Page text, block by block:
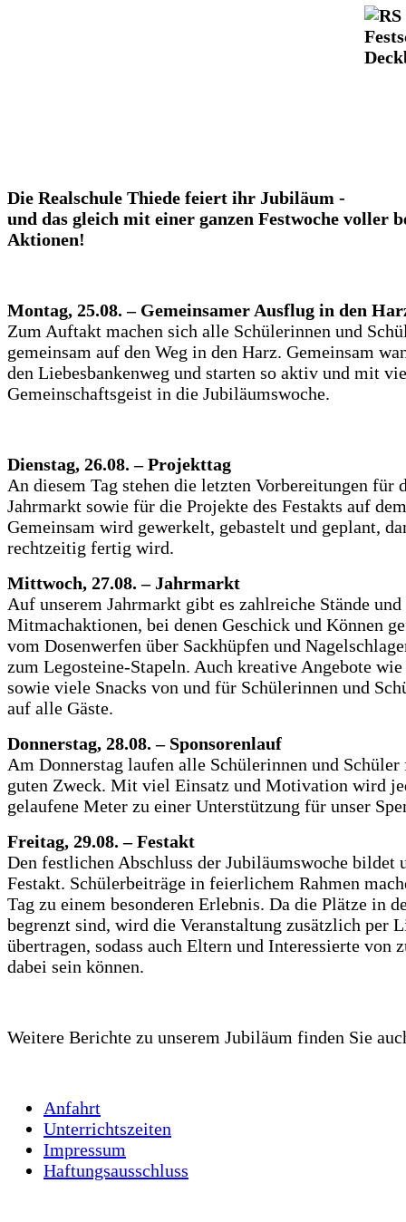
Die Realschule Thiede feiert ihr Jubiläum -
und das gleich mit einer ganzen Festwoche voller
Aktionen!
Montag, 25.08. – Gemeinsamer Ausflug in den
Zum Auftakt machen sich alle Schülerinnen und
gemeinsam auf den Weg in den Harz. Gemeinsam
den Liebesbankenweg und starten so aktiv und mit
Gemeinschaftsgeist in die Jubiläumswoche.
Dienstag, 26.08. – Projekttag
An diesem Tag stehen die letzten Vorbereitungen für
Jahrmarkt sowie für die Projekte des Festakts auf
Gemeinsam wird gewerkelt, gebastelt und geplant,
rechtzeitig fertig wird.
Mittwoch, 27.08. – Jahrmarkt
Auf unserem Jahrmarkt gibt es zahlreiche Stände und
Mitmachaktionen, bei denen Geschick und Können
vom Dosenwerfen über Sackhüpfen und
zum Legosteine-Stapeln. Auch kreative Angebote
sowie viele Snacks von und für Schülerinnen und
auf alle Gäste.
Donnerstag, 28.08. – Sponsorenlauf
Am Donnerstag laufen alle Schülerinnen und Schüler
guten Zweck. Mit viel Einsatz und Motivation wird
gelaufene Meter zu einer Unterstützung für unser
Freitag, 29.08. – Festakt
Den festlichen Abschluss der Jubiläumswoche bildet
Festakt. Schülerbeiträge in feierlichem Rahmen
Tag zu einem besonderen Erlebnis. Da die Plätze in
begrenzt sind, wird die Veranstaltung zusätzlich per
übertragen, sodass auch Eltern und Interessierte von
dabei sein können.
Weitere Berichte zu unserem Jubiläum finden Sie
Anfahrt
Unterrichtszeiten
Impressum
Haftungsausschluss